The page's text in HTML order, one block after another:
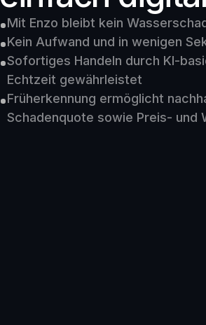
Mit Enzo bleibt kein
Kein Aufwand und in wenigen
Sofortiges Handeln durch KI-
Echtzeit gewährleistet
Früherkennung ermöglicht
Schadenquote sowie Preis-